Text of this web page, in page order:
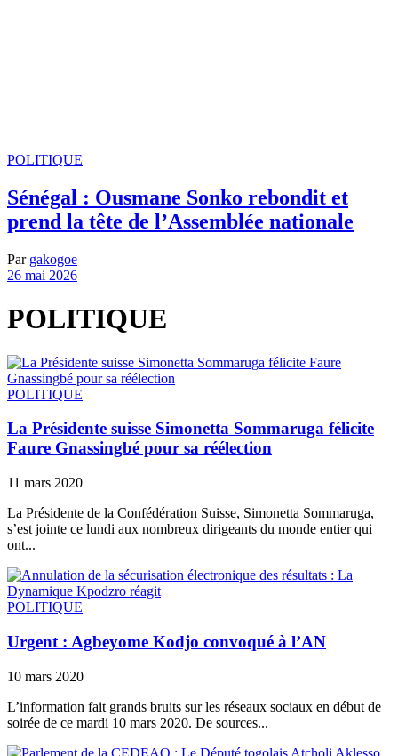
POLITIQUE
Sénégal : Ousmane Sonko rebondit et
prend la tête de l’Assemblée nationale
Par gakogoe
26 mai 2026
POLITIQUE
POLITIQUE
La Présidente suisse Simonetta Sommaruga félicite
Faure Gnassingbé pour sa réélection
11 mars 2020
La Présidente de la Confédération Suisse, Simonetta Sommaruga,
s’est jointe ce lundi aux nombreux dirigeants du monde entier qui
ont...
POLITIQUE
Urgent : Agbeyome Kodjo convoqué à l’AN
10 mars 2020
L’information fait grands bruits sur les réseaux sociaux en début de
soirée de ce mardi 10 mars 2020. De sources...